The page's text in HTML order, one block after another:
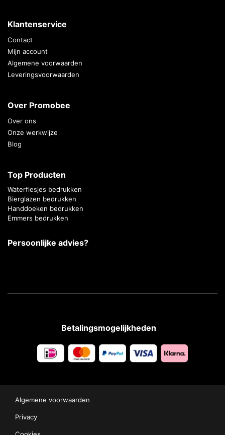
Klantenservice
Contact
Mijn account
Algemene voorwaarden
Leveringsvoorwaarden
Over Promobee
Over ons
Onze werkwijze
Blog
Top Producten
Waterflesjes bedrukken
Bierglazen bedrukken
Handdoeken bedrukken
Emmers bedrukken
Persoonlijke advies?
Betalingsmogelijkheden
Algemene voorwaarden
Privacy